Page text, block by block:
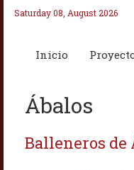
Saturday 08, August 2026
Inicio
Ábalos
Balleneros de